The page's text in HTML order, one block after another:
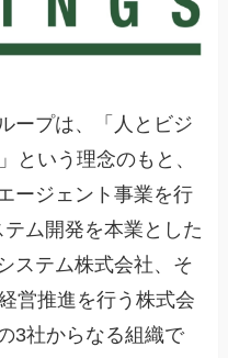
ープは、「人とビジ
という理念のもと、
ージェント事業を行
ム開発を本業とした
ステム株式会社、そ
営推進を行う株式会
3社からなる組織で